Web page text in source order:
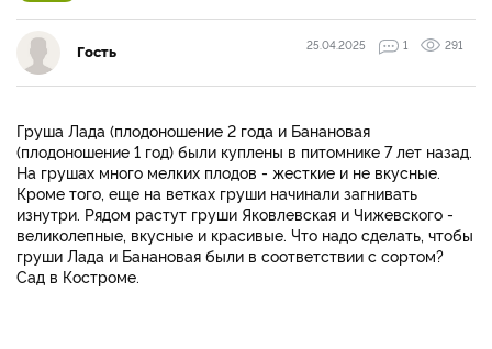
Гость 25.04.2025 1 291
Груша Лада (плодоношение 2 года и Банановая
(плодоношение 1 год) были куплены в питомнике 7 лет назад.
На грушах много мелких плодов - жесткие и не вкусные.
Кроме того, еще на ветках груши начинали загнивать
изнутри. Рядом растут груши Яковлевская и Чижевского -
великолепные, вкусные и красивые. Что надо сделать, чтобы
груши Лада и Банановая были в соответствии с сортом?
Сад в Костроме.